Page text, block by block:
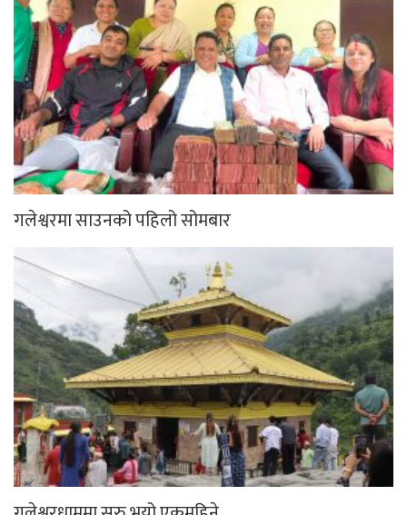
गलेश्वरमा साउनको पहिलो सोमबार